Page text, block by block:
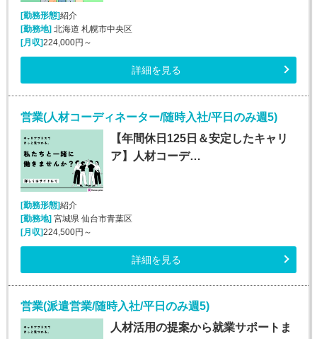
[勤務形態]紹介
[勤務地] 北海道 札幌市中央区
[月収]224,000円～
詳細を見る
営業(人材コーディネーター/随時入社/平日のみ週5)
【年間休日125日＆安定したキャリ
ア】人材コーデ…
[勤務形態]紹介
[勤務地]宮城県 仙台市青葉区
[月収]224,500円～
詳細を見る
営業(派遣営業/随時入社/平日のみ週5)
人材活用の提案から就業サポートま